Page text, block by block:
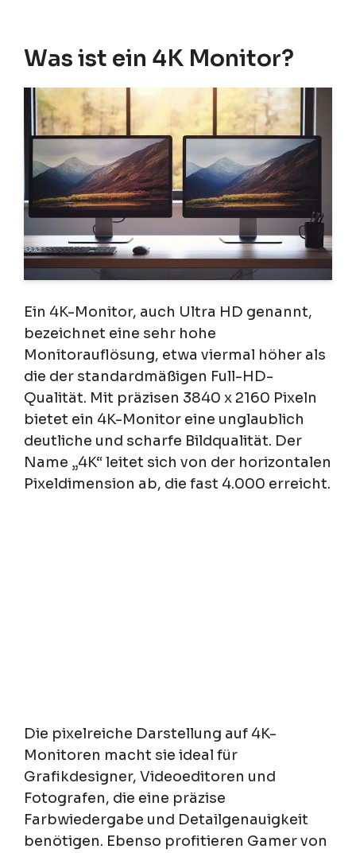
Was ist ein 4K Monitor?
Ein 4K-Monitor, auch Ultra HD genannt,
bezeichnet eine sehr hohe
Monitorauflösung, etwa viermal höher als
die der standardmäßigen Full-HD-
Qualität. Mit präzisen 3840 x 2160 Pixeln
bietet ein 4K-Monitor eine unglaublich
deutliche und scharfe Bildqualität. Der
Name „4K“ leitet sich von der horizontalen
Pixeldimension ab, die fast 4.000 erreicht.
Die pixelreiche Darstellung auf 4K-
Monitoren macht sie ideal für
Grafikdesigner, Videoeditoren und
Fotografen, die eine präzise
Farbwiedergabe und Detailgenauigkeit
benötigen. Ebenso profitieren Gamer von